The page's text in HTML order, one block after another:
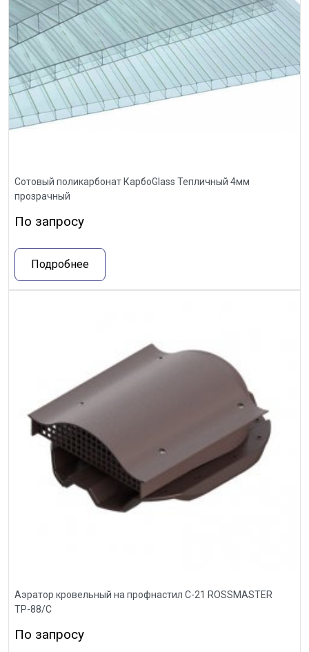
Сотовый поликарбонат КарбоGlass Тепличный 4мм
прозрачный
По запросу
Подробнее
Аэратор кровельный на профнастил С-21 ROSSMASTER
ТР-88/С
По запросу